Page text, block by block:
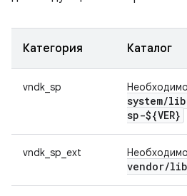
Категория Каталог
vndk_sp
system/
sp-${VER}
vndk_sp_ext
vendor/